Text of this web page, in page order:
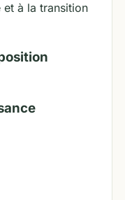
à la transition